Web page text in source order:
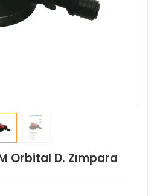
Orbital D. Zımpara